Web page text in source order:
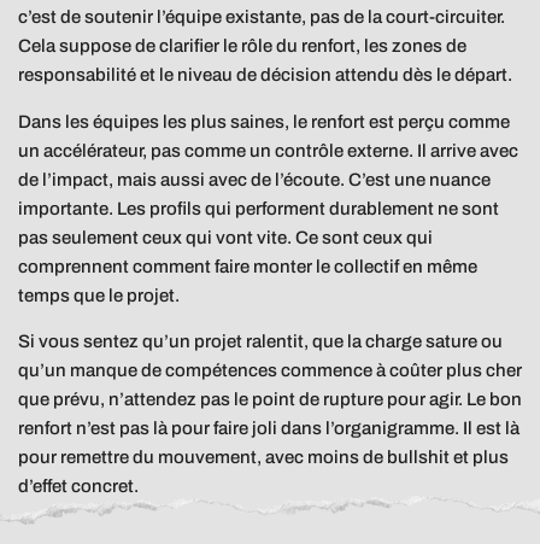
c’est de soutenir l’équipe existante, pas de la court-circuiter.
Cela suppose de clarifier le rôle du renfort, les zones de
responsabilité et le niveau de décision attendu dès le départ.
Dans les équipes les plus saines, le renfort est perçu comme
un accélérateur, pas comme un contrôle externe. Il arrive avec
de l’impact, mais aussi avec de l’écoute. C’est une nuance
importante. Les profils qui performent durablement ne sont
pas seulement ceux qui vont vite. Ce sont ceux qui
comprennent comment faire monter le collectif en même
temps que le projet.
Si vous sentez qu’un projet ralentit, que la charge sature ou
qu’un manque de compétences commence à coûter plus cher
que prévu, n’attendez pas le point de rupture pour agir. Le bon
renfort n’est pas là pour faire joli dans l’organigramme. Il est là
pour remettre du mouvement, avec moins de bullshit et plus
d’effet concret.